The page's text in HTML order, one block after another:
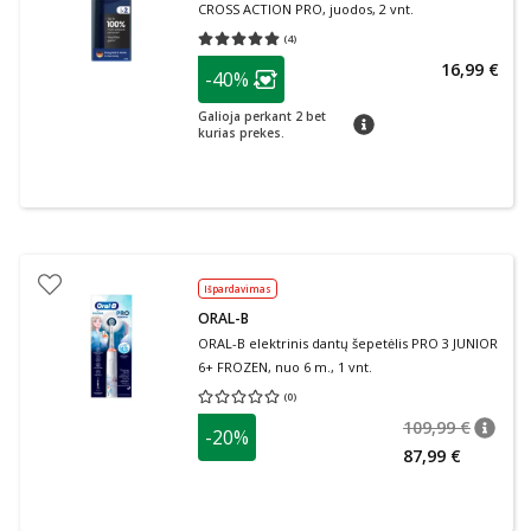
CROSS ACTION PRO, juodos, 2 vnt.
(4)
Vidutinis įvertinimas 5.00
patarimas
Lojalumo klubo narių nuolaida
-40%
Galioja perkant 2 bet
kurias prekes.
patarimas
16,99 €
Išpardavimas
ORAL-B
ORAL-B elektrinis dantų šepetėlis PRO 3 JUNIOR
6+ FROZEN, nuo 6 m., 1 vnt.
(0)
Vidutinis įvertinimas 0.00
-20% 109,99 €
87,99 €